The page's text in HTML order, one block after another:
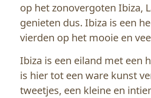
op het zonovergoten Ibiza,
genieten dus. Ibiza is een
vierden op het mooie en
Ibiza is een eiland met een
is hier tot een ware kunst
tweetjes, een kleine en